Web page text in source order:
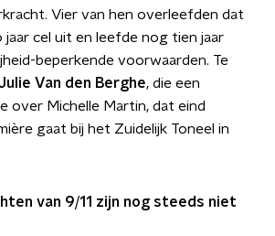
Vier van hen overleefden dat
jaar cel uit en leefde nog tien jaar
beperkende voorwaarden. Te
Van den Berghe, die een
over Michelle Martin, dat eind
gaat bij het Zuidelijk Toneel in
van 9/11 zijn nog steeds niet